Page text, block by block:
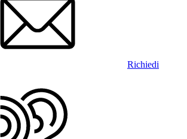
Richiedi